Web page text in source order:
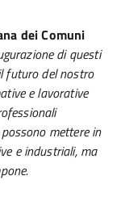
dei Comuni
di questi
futuro del nostro
e lavorative
mettere in
e industriali, ma